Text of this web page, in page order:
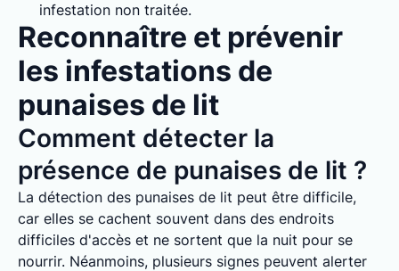
infestation non traitée.
Reconnaître et prévenir
les infestations de
punaises de lit
Comment détecter la
présence de punaises de lit ?
La détection des punaises de lit peut être difficile,
car elles se cachent souvent dans des endroits
difficiles d'accès et ne sortent que la nuit pour se
nourrir. Néanmoins, plusieurs signes peuvent alerter